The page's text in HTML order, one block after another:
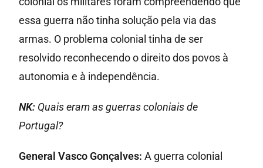
essa guerra não tinha solução pela via das
armas. O problema colonial tinha de ser
resolvido reconhecendo o direito dos povos à
autonomia e à independência.
NK: Quais eram as guerras coloniais de
Portugal?
General Vasco Gonçalves: A guerra colonial